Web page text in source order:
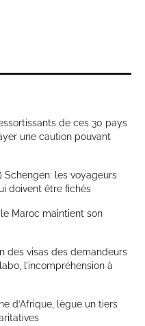
de ces 30 pays
une caution pouvant
Schengen: les voyageurs
doivent être fichés
Maroc maintient son
des visas des demandeurs
l’incompréhension à
d’Afrique, lègue un tiers